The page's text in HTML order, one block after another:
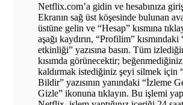
Netflix.com’a gidin ve hesabınıza
Ekranın sağ üst köşesinde bulunan
üstüne gelin ve “Hesap” kısmına
aşağı kaydırın, “Profilim” kısmındaki
etkinliği” yazısına basın. Tüm
kısımda görünecektir;
kaldırmak istediğiniz şeyi silmek için
Bildir” yazısının yanındaki “İzleme
Gizle” ikonuna tıklayın. Bu işlemi